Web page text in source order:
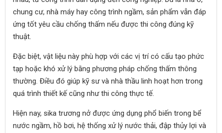
chung cư, nhà máy hay công trình ngầm, sản phẩm vẫn đáp
ứng tốt yêu cầu chống thấm nếu được thi công đúng kỹ
thuật.
Đặc biệt, vật liệu này phù hợp với các vị trí có cấu tạo phức
tạp hoặc khó xử lý bằng phương pháp chống thấm thông
thường. Điều đó giúp kỹ sư và nhà thầu linh hoạt hơn trong
quá trình thiết kế cũng như thi công thực tế.
Hiện nay, sika trương nở được ứng dụng phổ biến trong bể
nước ngầm, hồ bơi, hệ thống xử lý nước thải, đập thủy lợi và